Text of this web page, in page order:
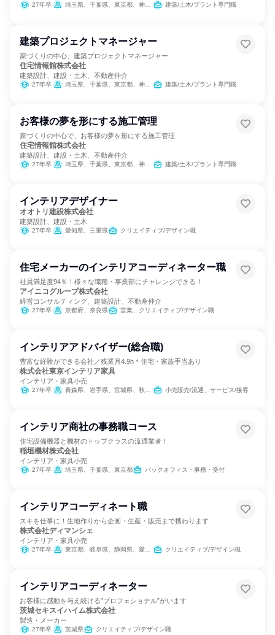
27年卒 埼玉県、千葉県、東京都、神奈川県 建築/土木/プラント専門職
建築プロジェクトマネージャー
家づくりの中心、建築プロジェクトマネージャー
住宅情報館株式会社
建築設計、建設・土木、不動産仲介
27年卒 埼玉県、千葉県、東京都、神奈川県 建築/土木/プラント専門職
お客様の夢を形にする施工管理
家づくりの中心で、お客様の夢を形にする施工管理
住宅情報館株式会社
建築設計、建設・土木、不動産仲介
27年卒 埼玉県、千葉県、東京都、神奈川県 建築/土木/プラント専門職
インテリアデザイナー
オオトリ建設株式会社
建築設計、建設・土木
27年卒 愛知県、三重県 クリエイティブ/デザイン職
住宅メーカーのインテリアコーディネーター職
社員満足度94％！様々な職種・事業部にチャレンジできる！
アイニコグループ株式会社
経営コンサルティング、建築設計、不動産仲介
27年卒 京都府、奈良県 営業、クリエイティブ/デザイン職
インテリアアドバイザー(総合職)
豊富な経験ができる会社／残業月4.9h＊住宅・家族手当あり
株式会社東京インテリア家具
インテリア・家具小売
27年卒 青森県、岩手県、宮城県、秋田県、山形県、福島県、茨城県、栃木県、群馬県、埼玉県、千葉県、東京都、新潟県、石川県、山梨県、長野県、岐阜県、静岡県、愛知県、三重県、滋賀県、大阪府、兵庫県、岡山県、福岡県 小売販売/流通、サービス/接客
インテリア商社の事務職コース
住宅設備機器と機材のトップクラスの流通業者！
稲垣機材株式会社
インテリア・家具小売
27年卒 埼玉県、千葉県、東京都 バックオフィス・事務・受付
インテリアコーディネート職
スキを仕事に！生地作りから企画・生産・販売まで携わります
株式会社ディマンシェ
インテリア・家具小売
27年卒 東京都、岐阜県、静岡県、愛知県、三重県、大阪府 クリエイティブ/デザイン職
インテリアコーディネーター
お客様に感動を与え続ける”プロフェショナル”がいます
茨城セキスイハイム株式会社
製造・メーカー
27年卒 茨城県 クリエイティブ/デザイン職